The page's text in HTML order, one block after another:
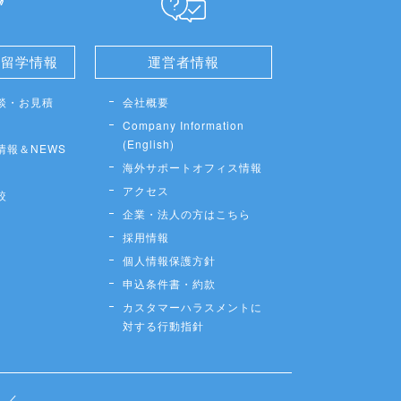
学情報
・お見積
報＆NEWS
運営者情報
会社概要
Company Information
(English)
海外サポートオフィス情報
アクセス
企業・法人の方はこちら
採用情報
個人情報保護方針
申込条件書・約款
カスタマーハラスメントに
対する行動指針